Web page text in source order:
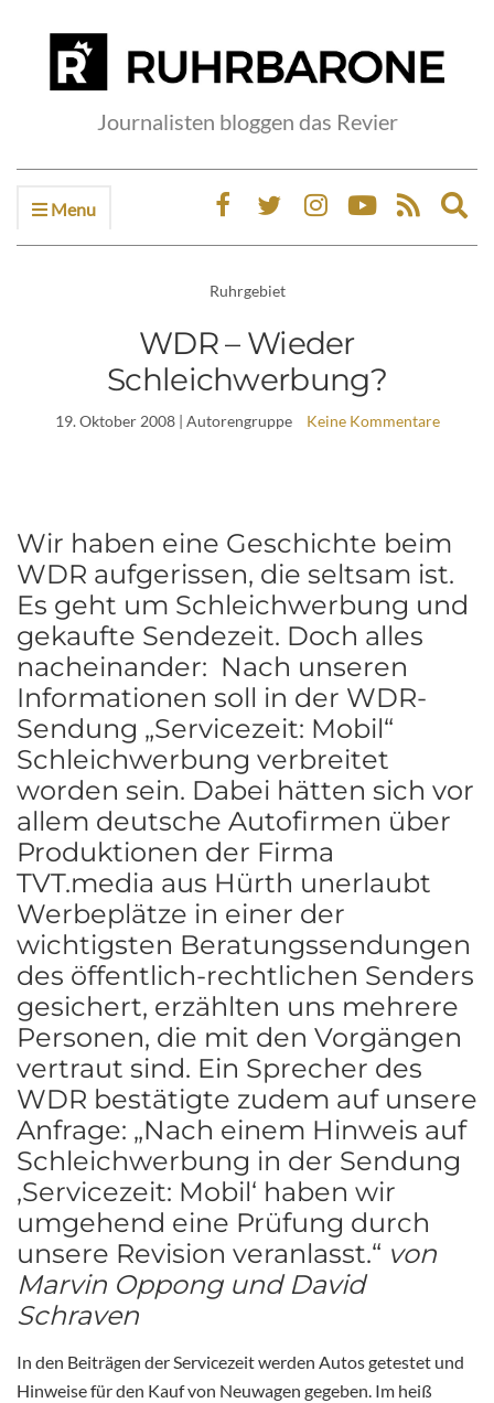
Journalisten bloggen das Revier
Menu
Ruhrgebiet
WDR – Wieder
Schleichwerbung?
19. Oktober 2008| Autorengruppe Keine Kommentare
Wir haben eine Geschichte beim
WDR aufgerissen, die seltsam ist.
Es geht um Schleichwerbung und
gekaufte Sendezeit. Doch alles
nacheinander: Nach unseren
Informationen soll in der WDR-
Sendung „Servicezeit: Mobil“
Schleichwerbung verbreitet
worden sein. Dabei hätten sich vor
allem deutsche Autofirmen über
Produktionen der Firma
TVT.media aus Hürth unerlaubt
Werbeplätze in einer der
wichtigsten Beratungssendungen
des öffentlich-rechtlichen Senders
gesichert, erzählten uns mehrere
Personen, die mit den Vorgängen
vertraut sind. Ein Sprecher des
WDR bestätigte zudem auf unsere
Anfrage: „Nach einem Hinweis auf
Schleichwerbung in der Sendung
‚Servicezeit: Mobil‘ haben wir
umgehend eine Prüfung durch
unsere Revision veranlasst.“ von
Marvin Oppong und David
Schraven
In den Beiträgen der Servicezeit werden Autos getestet und
Hinweise für den Kauf von Neuwagen gegeben. Im heiß